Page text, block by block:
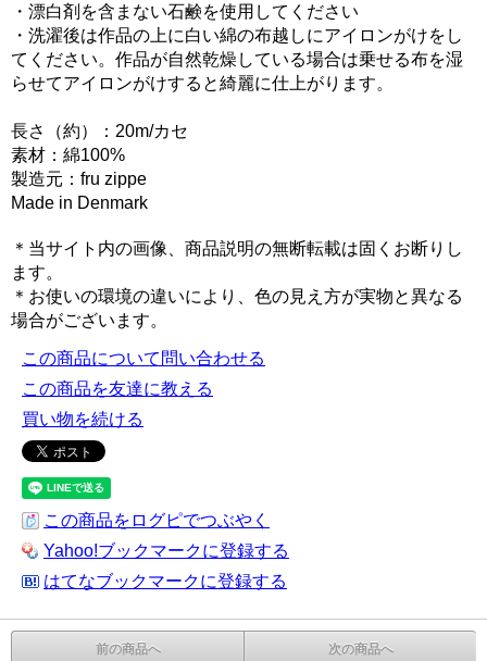
・漂白剤を含まない石鹸を使用してください
・洗濯後は作品の上に白い綿の布越しにアイロンがけをし
てください。作品が自然乾燥している場合は乗せる布を湿
らせてアイロンがけすると綺麗に仕上がります。
長さ（約）：20m/カセ
素材：綿100%
製造元：fru zippe
Made in Denmark
＊当サイト内の画像、商品説明の無断転載は固くお断りし
ます。
＊お使いの環境の違いにより、色の見え方が実物と異なる
場合がございます。
この商品について問い合わせる
この商品を友達に教える
買い物を続ける
この商品をログピでつぶやく
Yahoo!ブックマークに登録する
はてなブックマークに登録する
前の商品へ 次の商品へ